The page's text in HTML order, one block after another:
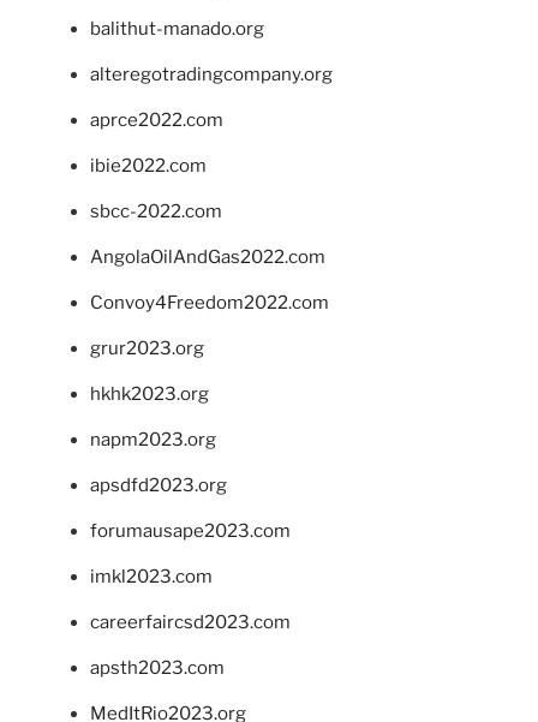
balithut-manado.org
alteregotradingcompany.org
aprce2022.com
ibie2022.com
sbcc-2022.com
AngolaOilAndGas2022.com
Convoy4Freedom2022.com
grur2023.org
hkhk2023.org
napm2023.org
apsdfd2023.org
forumausape2023.com
imkl2023.com
careerfaircsd2023.com
apsth2023.com
MedItRio2023.org